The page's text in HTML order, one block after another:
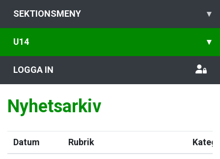
SEKTIONSMENY ▾
U14 ▾
LOGGA IN
Nyhetsarkiv
Datum Rubrik